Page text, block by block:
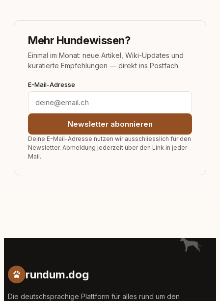
Mehr Hundewissen?
Einmal im Monat: neue Artikel, Wiki-Updates und
kuratierte Empfehlungen — direkt ins Postfach.
E-Mail-Adresse
Newsletter abonnieren
Deine E-Mail-Adresse nutzen wir ausschliesslich für den
Newsletter. Abmeldung jederzeit über den Link in jeder
Mail.
rundum.dog
Die deutschsprachige Plattform für alles rund um den